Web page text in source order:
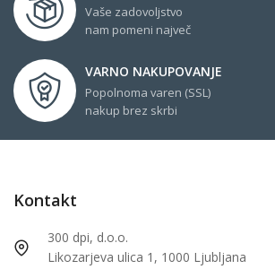
Vaše zadovoljstvo
nam pomeni največ
VARNO NAKUPOVANJE
Popolnoma varen (SSL)
nakup brez skrbi
Kontakt
300 dpi, d.o.o.
Likozarjeva ulica 1, 1000 Ljubljana